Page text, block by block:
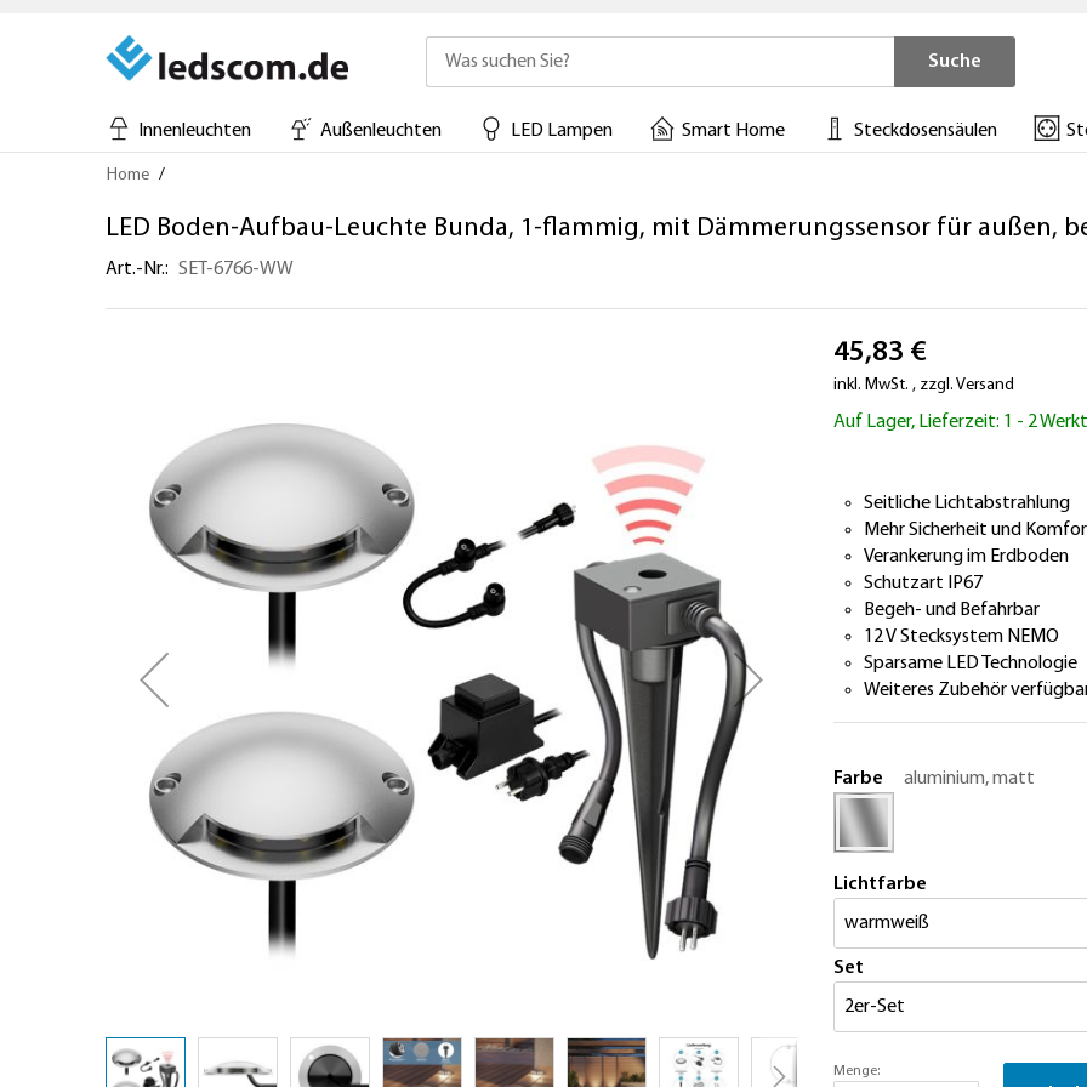
Suche
Innenleuchten Außenleuchten LED Lampen Smart Home Steckdosensäulen
Home
LED Boden-Aufbau-Leuchte Bunda, 1-flammig, mit Dämmerungssensor für außen,
Art.-Nr. SET-6766-WW
45,83 €
inkl. MwSt. , zzgl. Versand
Auf Lager, Lieferzeit: 1 - 2
Seitliche Lichtabstrahlung
Mehr Sicherheit und
Verankerung im Erdboden
Schutzart IP67
Begeh- und Befahrbar
12 V Stecksystem NEMO
Sparsame LED Technologie
Weiteres Zubehör
Farbe aluminium, matt
Lichtfarbe
Set
Menge: